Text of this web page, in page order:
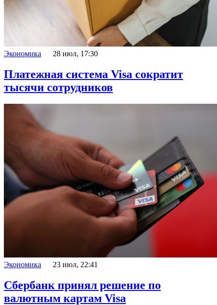
Экономика 28 июл, 17:30
Платежная система Visa сократит
тысячи сотрудников
Экономика 23 июл, 22:41
Сбербанк принял решение по
валютным картам Visa